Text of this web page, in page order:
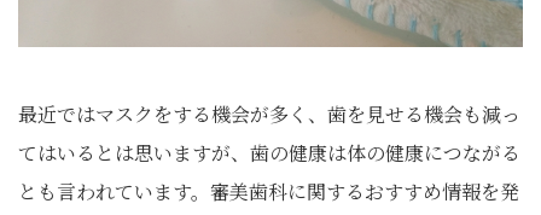
最近ではマスクをする機会が多く、歯を見せる機会も減っ
てはいるとは思いますが、歯の健康は体の健康につながる
とも言われています。審美歯科に関するおすすめ情報を発